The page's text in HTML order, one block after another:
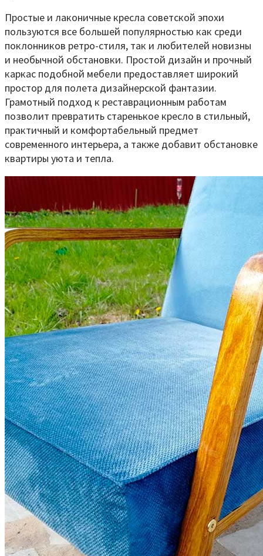
Простые и лаконичные кресла советской эпохи
пользуются все большей популярностью как среди
поклонников ретро-стиля, так и любителей новизны
и необычной обстановки. Простой дизайн и прочный
каркас подобной мебели предоставляет широкий
простор для полета дизайнерской фантазии.
Грамотный подход к реставрационным работам
позволит превратить старенькое кресло в стильный,
практичный и комфортабельный предмет
современного интерьера, а также добавит обстановке
квартиры уюта и тепла.